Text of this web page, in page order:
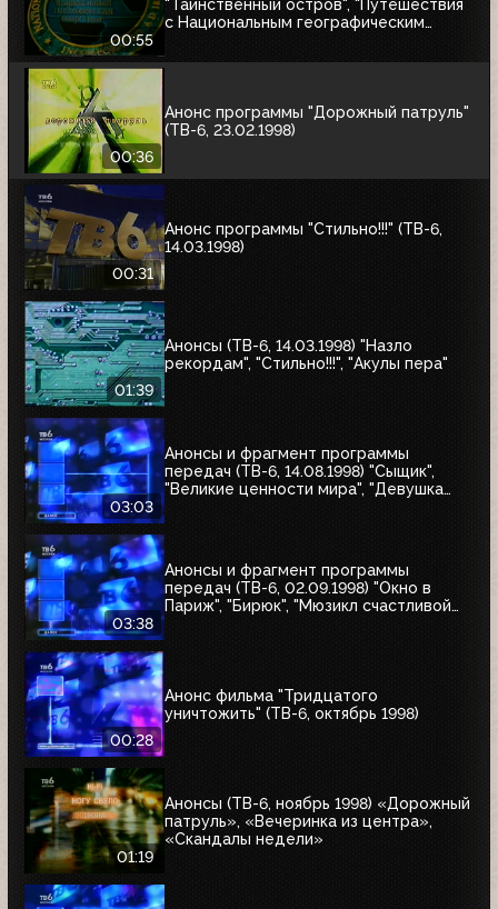
00:55
"Таинственный остров", "Путешествия
с Национальным географическим
00:36
Анонс программы "Дорожный патруль"
(ТВ-6, 23.02.1998)
00:31
Анонс программы "Стильно!!!" (ТВ-6,
14.03.1998)
01:39
Анонсы (ТВ-6, 14.03.1998) "Назло
рекордам", "Стильно!!!", "Акулы пера"
03:03
Анонсы и фрагмент программы
передач (ТВ-6, 14.08.1998) "Сыщик",
"Великие ценности мира", "Девушка
03:38
Анонсы и фрагмент программы
передач (ТВ-6, 02.09.1998) "Окно в
Париж", "Бирюк", "Мюзикл счастливой
00:28
Анонс фильма "Тридцатого
уничтожить" (ТВ-6, октябрь 1998)
01:19
Анонсы (ТВ-6, ноябрь 1998) «Дорожный
патруль», «Вечеринка из центра»,
«Скандалы недели»